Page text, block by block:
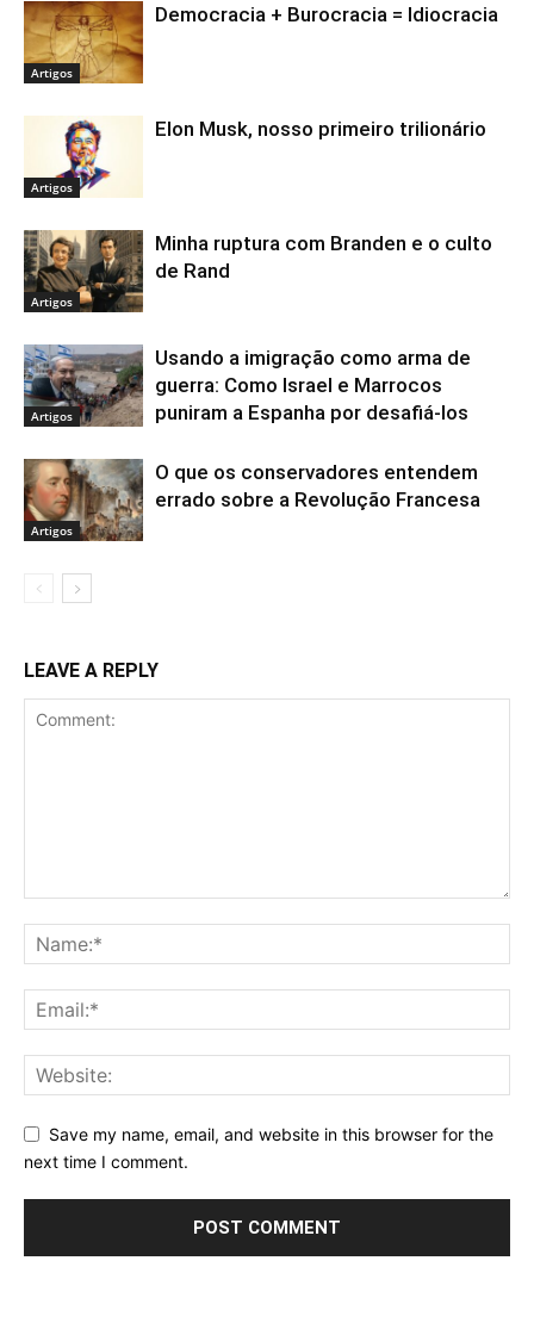
Artigos
Democracia + Burocracia = Idiocracia
Artigos
Elon Musk, nosso primeiro trilionário
Artigos
Minha ruptura com Branden e o culto
de Rand
Artigos
Usando a imigração como arma de
guerra: Como Israel e Marrocos
puniram a Espanha por desafiá-los
Artigos
O que os conservadores entendem
errado sobre a Revolução Francesa
LEAVE A REPLY
Save my name, email, and website in this browser for the
next time I comment.